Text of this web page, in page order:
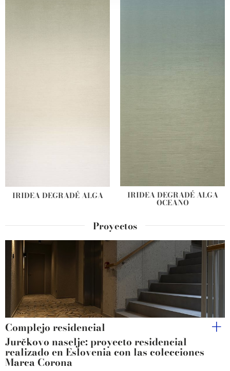
IRIDEA DEGRADÉ ALGA IRIDEA DEGRADÉ ALGA
OCEANO
Proyectos
Complejo residencial
Jurčkovo naselje: proyecto residencial
realizado en Eslovenia con las colecciones
Marca Corona